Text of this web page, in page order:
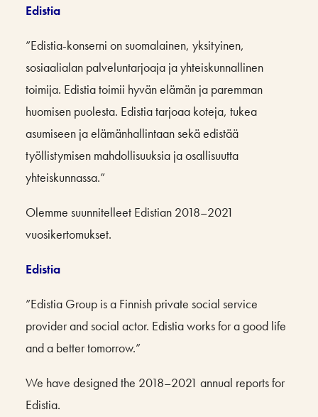
Edistia
”Edistia-konserni on suomalainen, yksityinen,
sosiaalialan palveluntarjoaja ja yhteiskunnallinen
toimija. Edistia toimii hyvän elämän ja paremman
huomisen puolesta. Edistia tarjoaa koteja, tukea
asumiseen ja elämänhallintaan sekä edistää
työllistymisen mahdollisuuksia ja osallisuutta
yhteiskunnassa.”
Olemme suunnitelleet Edistian 2018–2021
vuosikertomukset.
Edistia
”Edistia Group is a Finnish private social service
provider and social actor. Edistia works for a good life
and a better tomorrow.”
We have designed the 2018–2021 annual reports for
Edistia.